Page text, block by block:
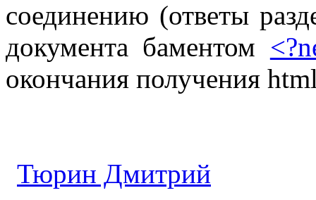
соединению (ответы
документа баментом
окончания получения
Тюрин Дмитрий